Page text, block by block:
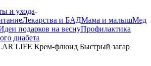
и ухода
Лекарства и БАДМама и малышМед
подарков на веснуПрофилактика
диабета
LIFE Крем-флюид Быстрый загар